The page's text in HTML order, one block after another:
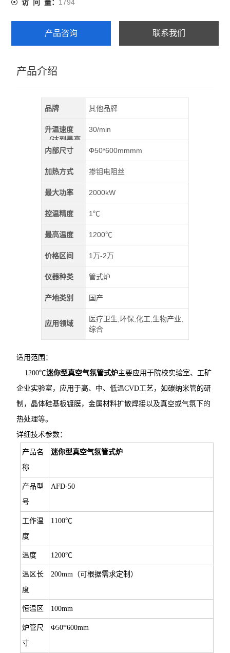
访 问 量： 1794
产品咨询 联系我们
产品介绍
品牌 其他品牌
升温速度
（达到最高
温）
30/min
内部尺寸 Φ50*600mmmm
加热方式 掺钼电阻丝
最大功率 2000kW
控温精度 1℃
最高温度 1200℃
价格区间 1万-2万
仪器种类 管式炉
产地类别 国产
应用领域
医疗卫生,环保,化工,生物产业,
综合
适用范围：
1200℃迷你型真空气氛管式炉主要应用于院校实验室、工矿
企业实验室，应用于高、中、低温CVD工艺，如碳纳米管的研
制，晶体硅基板镀膜，金属材料扩散焊接以及真空或气氛下的
热处理等。
详细技术参数：
产品名
称
迷你型真空气氛管式炉
产品型
号
AFD-50
工作温
度
1100℃
温度 1200℃
温区长
度
200mm（可根据需求定制）
恒温区 100mm
炉管尺
寸
Φ50*600mm